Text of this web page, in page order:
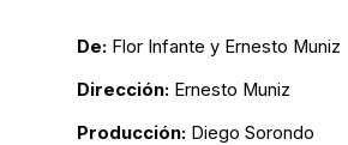
De: Flor Infante y Ernesto Muniz
Dirección: Ernesto Muniz
Producción: Diego Sorondo